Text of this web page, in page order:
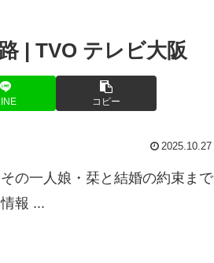
| TVO テレビ大阪
コピー
2025.10.27
の一人娘・栞と結婚の約束まで
報 ...